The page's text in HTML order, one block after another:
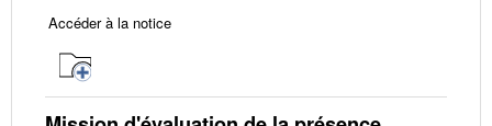
Accéder à la notice